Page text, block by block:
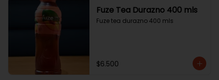
Fuze Tea Durazno 400 mls
Fuze tea durazno 400 mls
$6.500